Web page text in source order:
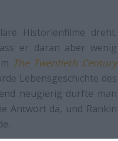
Historienfilme dreht.
er daran aber wenig
The Twentieth Century
Lebensgeschichte des
neugierig durfte man
Antwort da, und Rankin